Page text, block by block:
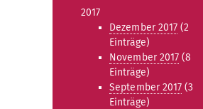
2017
Dezember 2017 (2
Einträge)
November 2017 (8
Einträge)
September 2017 (3
Einträge)